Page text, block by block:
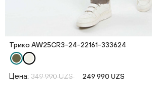
Трико AW25CR3-24-22161-333624
Цена: 349 990 UZS 249 990 UZS